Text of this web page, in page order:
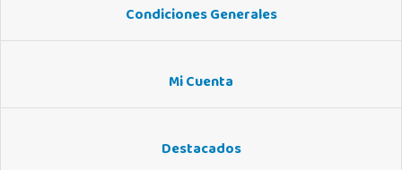
Condiciones Generales
Mi Cuenta
Destacados